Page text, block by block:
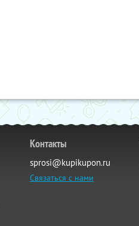
Контакты
sprosi@kupikupon.ru
Связаться с нами